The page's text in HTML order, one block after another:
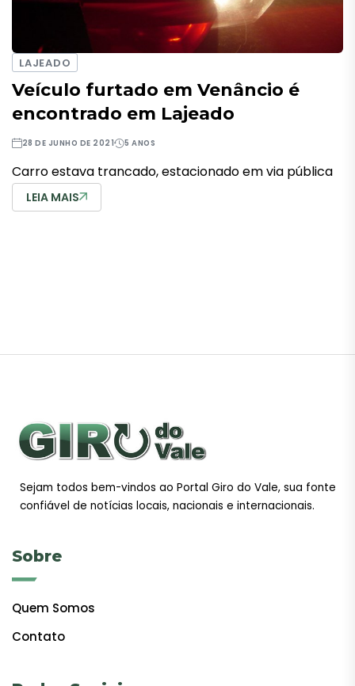
LAJEADO
Veículo furtado em Venâncio é
encontrado em Lajeado
28 DE JUNHO DE 2021 5 ANOS
Carro estava trancado, estacionado em via pública
LEIA MAIS
Sejam todos bem-vindos ao Portal Giro do Vale, sua fonte
confiável de notícias locais, nacionais e internacionais.
Sobre
Quem Somos
Contato